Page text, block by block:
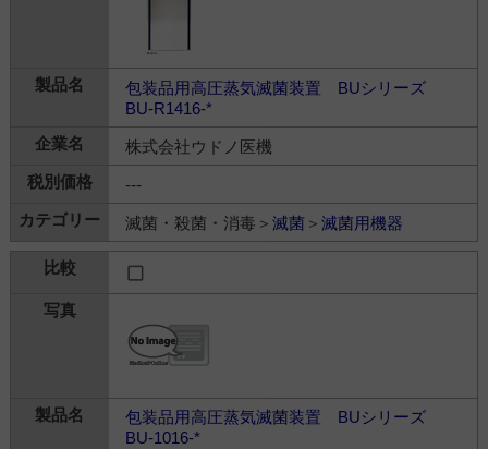
包装品用高圧蒸気滅菌装置 BUシリーズ
BU-R1416-*
株式会社ウドノ医機
---
滅菌・殺菌・消毒＞ 滅菌 ＞ 滅菌用機器
包装品用高圧蒸気滅菌装置 BUシリーズ
BU-1016-*